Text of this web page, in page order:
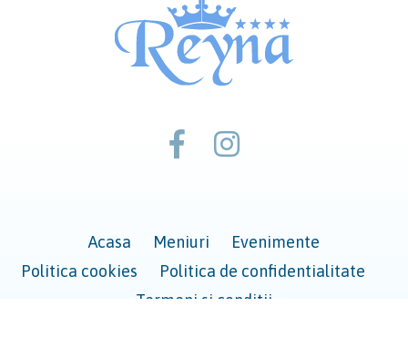
Acasa Meniuri
Evenimente
Politica cookies
Politica de confidentialitate
Termeni si conditii